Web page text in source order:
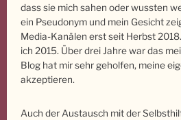
dass sie mich sahen oder wussten
ein Pseudonym und mein Gesicht
Media-Kanälen erst seit Herbst
ich 2015. Über drei Jahre war das
Blog hat mir sehr geholfen, meine
akzeptieren.
Auch der Austausch mit der